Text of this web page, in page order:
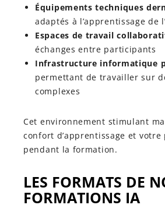
Équipements techniques
adaptés à l’apprentissage de
Espaces de travail
échanges entre participants
Infrastructure informatique
permettant de travailler sur
complexes
Cet environnement stimulant
confort d’apprentissage et
pendant la formation.
LES FORMATS DE
FORMATIONS IA